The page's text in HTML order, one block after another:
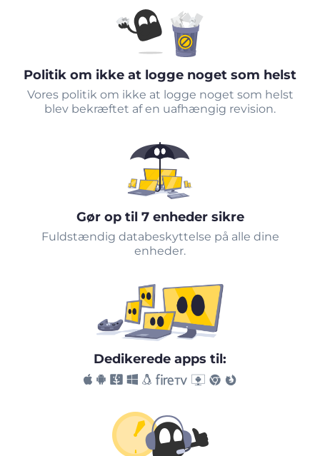
Politik om ikke at logge noget som helst
Vores politik om ikke at logge noget som helst
blev bekræftet af en uafhængig revision.
Gør op til 7 enheder sikre
Fuldstændig databeskyttelse på alle dine
enheder.
Dedikerede apps til: